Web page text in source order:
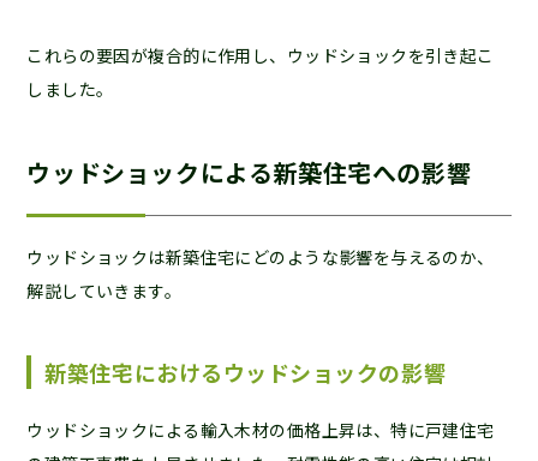
これらの要因が複合的に作用し、ウッドショックを引き起こ
しました。
ウッドショックによる新築住宅への影響
ウッドショックは新築住宅にどのような影響を与えるのか、
解説していきます。
新築住宅におけるウッドショックの影響
ウッドショックによる輸入木材の価格上昇は、特に戸建住宅